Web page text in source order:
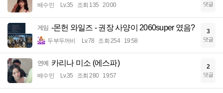
배수민 Lv.35 조회 135 20:00 댓글
게임 -몬헌 와일즈 - 권장 사양이 2060super 였음?
두부두꺼비 Lv.78 조회 254 19:58
3
댓글
연예 카리나 미소 (에스파)
배수민 Lv.35 조회 280 19:57
2
댓글